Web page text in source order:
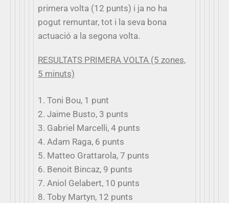
primera volta (12 punts) i ja no ha
pogut remuntar, tot i la seva bona
actuació a la segona volta.
RESULTATS PRIMERA VOLTA (5 zones,
5 minuts)
1. Toni Bou, 1 punt
2. Jaime Busto, 3 punts
3. Gabriel Marcelli, 4 punts
4. Adam Raga, 6 punts
5. Matteo Grattarola, 7 punts
6. Benoit Bincaz, 9 punts
7. Aniol Gelabert, 10 punts
8. Toby Martyn, 12 punts